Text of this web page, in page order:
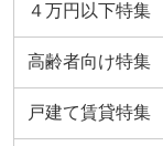
４万円以下特集
高齢者向け特集
戸建て賃貸特集